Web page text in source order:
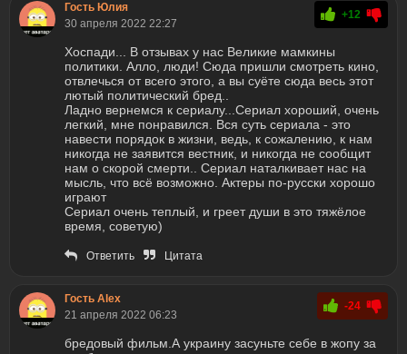
Гость Юлия
30 апреля 2022 22:27
+12
Хоспади... В отзывах у нас Великие мамкины
политики. Алло, люди! Сюда пришли смотреть кино,
отвлечься от всего этого, а вы суёте сюда весь этот
лютый политический бред..
Ладно вернемся к сериалу...Сериал хороший, очень
легкий, мне понравился. Вся суть сериала - это
навести порядок в жизни, ведь, к сожалению, к нам
никогда не заявится вестник, и никогда не сообщит
нам о скорой смерти.. Сериал наталкивает нас на
мысль, что всё возможно. Актеры по-русски хорошо
играют
Сериал очень теплый, и греет души в это тяжёлое
время, советую)
Ответить Цитата
Гость Alex
21 апреля 2022 06:23
-24
бредовый фильм.А украину засуньте себе в жопу за